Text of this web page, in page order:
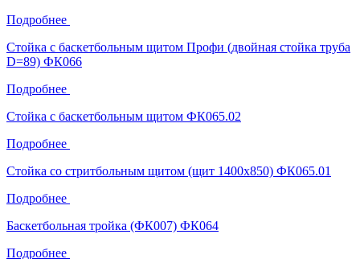
Подробнее
Стойка с баскетбольным щитом Профи (двойная стойка труба
D=89) ФК066
Подробнее
Стойка с баскетбольным щитом ФК065.02
Подробнее
Стойка со стритбольным щитом (щит 1400х850) ФК065.01
Подробнее
Баскетбольная тройка (ФК007) ФК064
Подробнее